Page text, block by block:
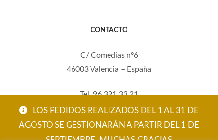
LOS PEDIDOS REALIZADOS DEL 1 AL 31 DE
AGOSTO SE GESTIONARÁN A PARTIR DEL 1 DE
CONTACTO
C/ Comedias nº6
46003 Valencia – España
Tel. 96 391 33 21
Mov. 620 123 461
carola@eltallerdecarola.com